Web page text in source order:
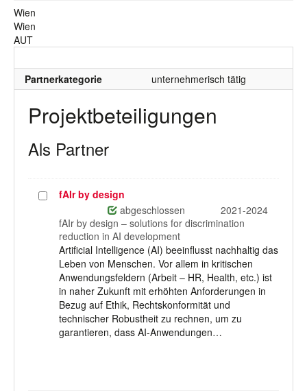
Wien
Wien
AUT
Partnerkategorie unternehmerisch tätig
Projektbeteiligungen
Als Partner
ProjektfAIr by design
abgeschlossen
2021-2024
fAIr by design – solutions for discrimination
reduction in AI development
Artificial Intelligence (AI) beeinflusst nachhaltig das
Leben von Menschen. Vor allem in kritischen
Anwendungsfeldern (Arbeit – HR, Health, etc.) ist
in naher Zukunft mit erhöhten Anforderungen in
Bezug auf Ethik, Rechtskonformität und
technischer Robustheit zu rechnen, um zu
garantieren, dass AI-Anwendungen…